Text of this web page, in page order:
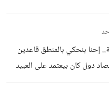
بنحكي بالمنطق قاعدين
دول كان بيعتمد على العبيد
على العبودية عشان الاكل